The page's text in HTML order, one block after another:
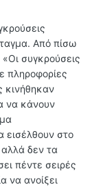
Από πίσω
συγκρούσεις
πληροφορίες
κινήθηκαν
να κάνουν
εισέλθουν στο
δεν τα
πέντε σειρές
να ανοίξει